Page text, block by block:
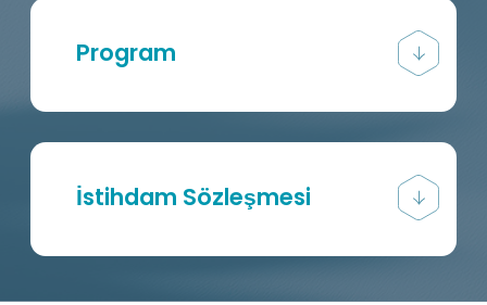
Program
İstihdam Sözleşmesi